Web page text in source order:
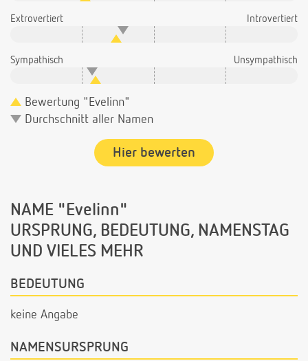
Extrovertiert Introvertiert
Sympathisch Unsympathisch
Bewertung "Evelinn"
Durchschnitt aller Namen
Hier bewerten
NAME "Evelinn"
URSPRUNG, BEDEUTUNG, NAMENSTAG
UND VIELES MEHR
BEDEUTUNG
keine Angabe
NAMENSURSPRUNG